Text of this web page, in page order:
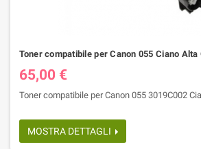
Toner compatibile per Canon 055 Ciano Alta
65,00 €
Toner compatibile per Canon 055 3019C002
MOSTRA DETTAGLI